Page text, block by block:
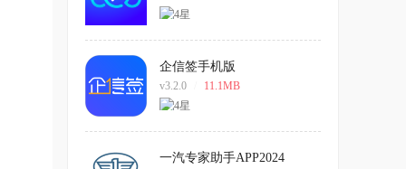
企信签手机版
v3.2.0 11.1MB
一汽专家助手APP2024